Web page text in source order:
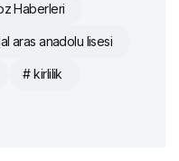
Haberleri
aras anadolu lisesi
# kirlilik